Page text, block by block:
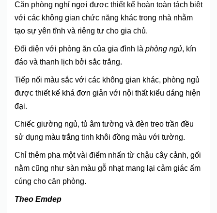
Căn phòng nghỉ ngơi được thiết kế hoàn toàn tách biệt
với các không gian chức năng khác trong nhà nhằm
tạo sự yên tĩnh và riêng tư cho gia chủ.
Đối diện với phòng ăn của gia đình là phòng ngủ, kín
đáo và thanh lịch bởi sắc trắng.
Tiếp nối màu sắc với các không gian khác, phòng ngủ
được thiết kế khá đơn giản với nội thất kiểu dáng hiện
đại.
Chiếc giường ngủ, tủ âm tường và đèn treo trần đều
sử dụng màu trắng tinh khôi đồng màu với tường.
Chỉ thêm pha một vài điểm nhấn từ chậu cây cảnh, gối
nằm cũng như sàn màu gỗ nhạt mang lại cảm giác ấm
cúng cho căn phòng.
Theo Emdep